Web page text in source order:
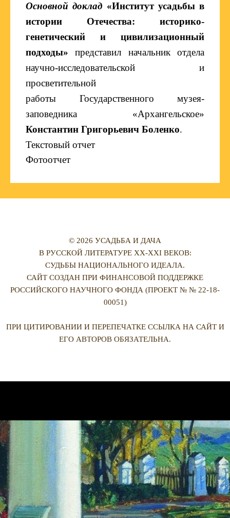
Основной доклад «Институт усадьбы в
истории Отечества: историко-
генетический и цивилизационный
подходы»представил начальник отдела
научно-исследовательской и
просветительной
работы Государственного музея-
заповедника «Архангельское»
Константин Григорьевич Боленко.
Текстовый отчет
Фотоотчет
© 2026 УСАДЬБА И ДАЧА
В РУССКОЙ ЛИТЕРАТУРЕ XX-XXI ВЕКОВ:
СУДЬБЫ НАЦИОНАЛЬНОГО ИДЕАЛА.
САЙТ СОЗДАН ПРИ ФИНАНСОВОЙ ПОДДЕРЖКЕ
РОССИЙСКОГО НАУЧНОГО ФОНДА (ПРОЕКТ № № 22-18-
00051)
ПРИ ЦИТИРОВАНИИ И ПЕРЕПЕЧАТКЕ ССЫЛКА НА САЙТ И
ЕГО АВТОРОВ ОБЯЗАТЕЛЬНА.